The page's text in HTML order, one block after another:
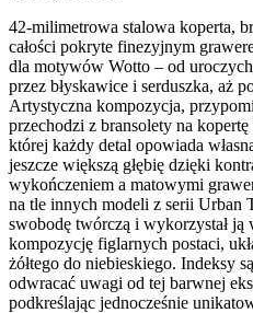
42-milimetrowa stalowa koperta,
całości pokryte finezyjnym
dla motywów Wotto – od
przez błyskawice i serduszka, aż
Artystyczna kompozycja,
przechodzi z bransolety na
której każdy detal opowiada
jeszcze większą głębię dzięki
wykończeniem a matowymi
na tle innych modeli z serii Urban
swobodę twórczą i wykorzystał ją
kompozycję figlarnych postaci,
żółtego do niebieskiego. Indeksy
odwracać uwagi od tej barwnej
podkreślając jednocześnie